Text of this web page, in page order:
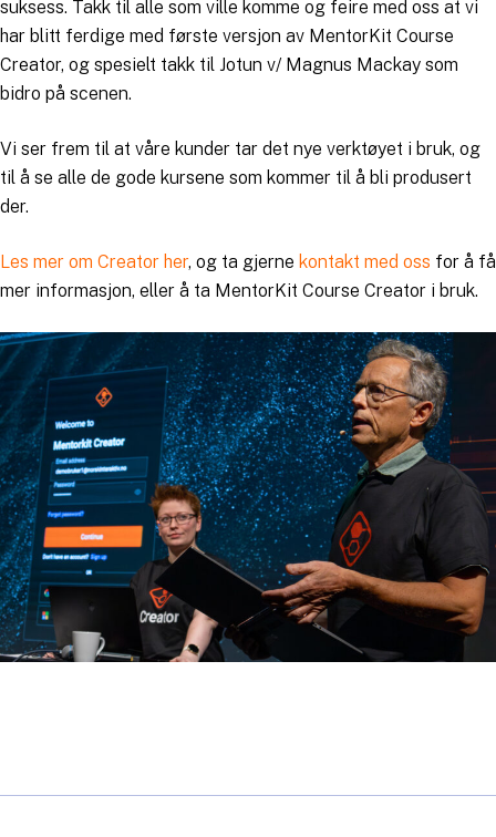
suksess. Takk til alle som ville komme og feire med oss at vi
har blitt ferdige med første versjon av MentorKit Course
Creator, og spesielt takk til Jotun v/ Magnus Mackay som
bidro på scenen.
Vi ser frem til at våre kunder tar det nye verktøyet i bruk, og
til å se alle de gode kursene som kommer til å bli produsert
der.
Les mer om Creator her, og ta gjerne kontakt med oss for å få
mer informasjon, eller å ta MentorKit Course Creator i bruk.